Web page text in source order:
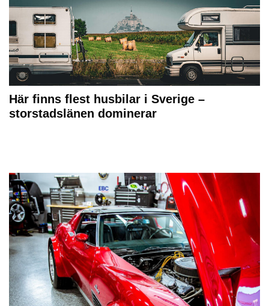
Här finns flest husbilar i Sverige –
storstadslänen dominerar